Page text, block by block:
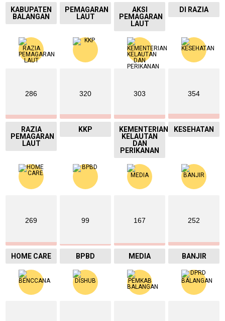
KABUPATEN
BALANGAN
PEMAGARAN
LAUT
AKSI
PEMAGARAN
LAUT
DI RAZIA
286
RAZIA
PEMAGARAN
LAUT
320
KKP
303
KEMENTERIAN
KELAUTAN
DAN
PERIKANAN
354
KESEHATAN
269
HOME CARE
99
BPBD
167
MEDIA
252
BANJIR